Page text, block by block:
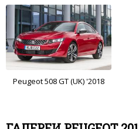
Peugeot 508 GT (UK) '2018